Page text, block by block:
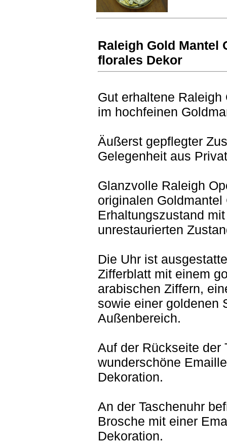
Raleigh Gold Mantel
florales Dekor
Gut erhaltene Raleigh
im hochfeinen
Äußerst gepflegter
Gelegenheit aus
Glanzvolle Raleigh
originalen
Erhaltungszustand
unrestaurierten
Die Uhr ist
Zifferblatt mit einem
arabischen Ziffern,
sowie einer goldenen
Außenbereich.
Auf der Rückseite der
wunderschöne
Dekoration.
An der Taschenuhr
Brosche mit einer
Dekoration.